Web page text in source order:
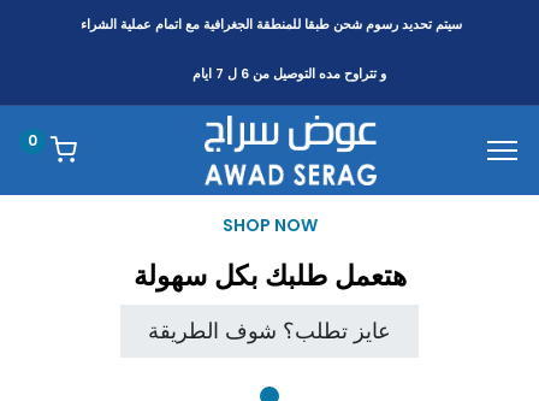
سيتم تحديد رسوم شحن طبقا للمنطقةالجغرافية مع اتمام عملية الشراء
و تتراوح مده التوصيل من 6 ل 7 ايام
0
SHOP NOW
هتعمل طلبك بكل سهولة
عايز تطلب؟ شوف الطريقة